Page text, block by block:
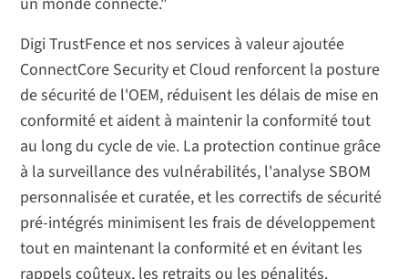
Digi TrustFence et nos services à valeur ajoutée
ConnectCore Security et Cloud renforcent la posture
de sécurité de l'OEM, réduisent les délais de mise en
conformité et aident à maintenir la conformité tout
au long du cycle de vie. La protection continue grâce
à la surveillance des vulnérabilités, l'analyse SBOM
personnalisée et curatée, et les correctifs de sécurité
pré-intégrés minimisent les frais de développement
tout en maintenant la conformité et en évitant les
rappels coûteux, les retraits ou les pénalités.